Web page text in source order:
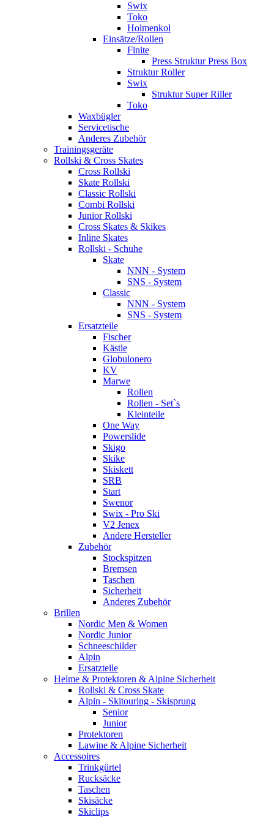
Swix
Toko
Holmenkol
Einsätze/Rollen
Finite
Press Struktur Press Box
Struktur Roller
Swix
Struktur Super Riller
Toko
Waxbügler
Servicetische
Anderes Zubehör
Trainingsgeräte
Rollski & Cross Skates
Cross Rollski
Skate Rollski
Classic Rollski
Combi Rollski
Junior Rollski
Cross Skates & Skikes
Inline Skates
Rollski - Schuhe
Skate
NNN - System
SNS - System
Classic
NNN - System
SNS - System
Ersatzteile
Fischer
Kästle
Globulonero
KV
Marwe
Rollen
Rollen - Set`s
Kleinteile
One Way
Powerslide
Skigo
Skike
Skiskett
SRB
Start
Swenor
Swix - Pro Ski
V2 Jenex
Andere Hersteller
Zubehör
Stockspitzen
Bremsen
Taschen
Sicherheit
Anderes Zubehör
Brillen
Nordic Men & Women
Nordic Junior
Schneeschilder
Alpin
Ersatzteile
Helme & Protektoren & Alpine Sicherheit
Rollski & Cross Skate
Alpin - Skitouring - Skisprung
Senior
Junior
Protektoren
Lawine & Alpine Sicherheit
Accessoires
Trinkgürtel
Rucksäcke
Taschen
Skisäcke
Skiclips